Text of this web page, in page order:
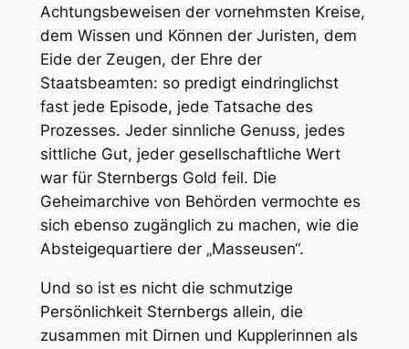
Achtungsbeweisen der vornehmsten Kreise,
dem Wissen und Können der Juristen, dem
Eide der Zeugen, der Ehre der
Staatsbeamten: so predigt eindringlichst
fast jede Episode, jede Tatsache des
Prozesses. Jeder sinnliche Genuss, jedes
sittliche Gut, jeder gesellschaftliche Wert
war für Sternbergs Gold feil. Die
Geheimarchive von Behörden vermochte es
sich ebenso zugänglich zu machen, wie die
Absteigequartiere der „Masseusen“.
Und so ist es nicht die schmutzige
Persönlichkeit Sternbergs allein, die
zusammen mit Dirnen und Kupplerinnen als